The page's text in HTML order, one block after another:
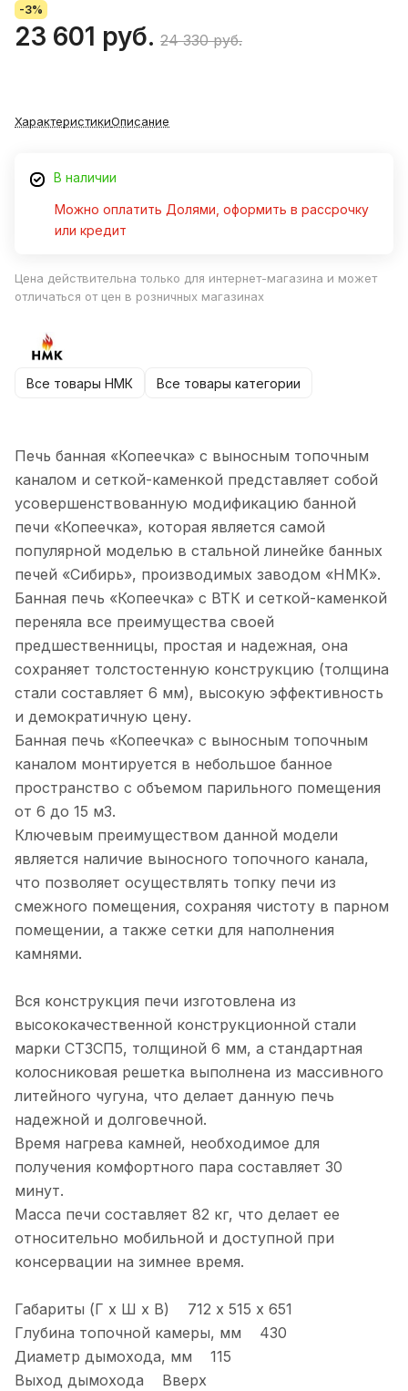
-3%
23 601 руб. 24 330 руб.
ХарактеристикиОписание
В наличии
Можно оплатить Долями, оформить в рассрочку
или кредит
Цена действительна только для интернет-магазина и может
отличаться от цен в розничных магазинах
Все товары НМК Все товары категории
Печь банная «Копеечка» с выносным топочным
каналом и сеткой-каменкой представляет собой
усовершенствованную модификацию банной
печи «Копеечка», которая является самой
популярной моделью в стальной линейке банных
печей «Сибирь», производимых заводом «НМК».
Банная печь «Копеечка» с ВТК и сеткой-каменкой
переняла все преимущества своей
предшественницы, простая и надежная, она
сохраняет толстостенную конструкцию (толщина
стали составляет 6 мм), высокую эффективность
и демократичную цену.
Банная печь «Копеечка» с выносным топочным
каналом монтируется в небольшое банное
пространство с объемом парильного помещения
от 6 до 15 м3.
Ключевым преимуществом данной модели
является наличие выносного топочного канала,
что позволяет осуществлять топку печи из
смежного помещения, сохраняя чистоту в парном
помещении, а также сетки для наполнения
камнями.
Вся конструкция печи изготовлена из
высококачественной конструкционной стали
марки СТ3СП5, толщиной 6 мм, а стандартная
колосниковая решетка выполнена из массивного
литейного чугуна, что делает данную печь
надежной и долговечной.
Время нагрева камней, необходимое для
получения комфортного пара составляет 30
минут.
Масса печи составляет 82 кг, что делает ее
относительно мобильной и доступной при
консервации на зимнее время.
Габариты (Г х Ш х В) 712 х 515 х 651
Глубина топочной камеры, мм 430
Диаметр дымохода, мм 115
Выход дымохода Вверх